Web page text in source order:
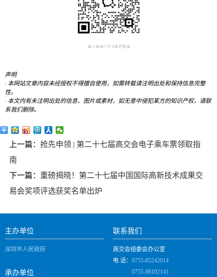
声明
· 本网站文章内容未经授权不得擅自使用，如需转载请注明出处和保持信息完整
性。
· 本文内有未注明出处的信息、图片或素材，如无意中侵犯某方的知识产权，请联
系我们删除。
上一篇： 抢先申领 | 第二十七届高交会电子乘车票领取指
南
下一篇： 重磅揭晓！第二十七届中国国际高新技术成果交
易会奖项评选获奖名单出炉
主办单位
深圳市人民政府
承办单位
联系我们
高交会组委会办公室
电 话： 0755-85242014
0755-88102141